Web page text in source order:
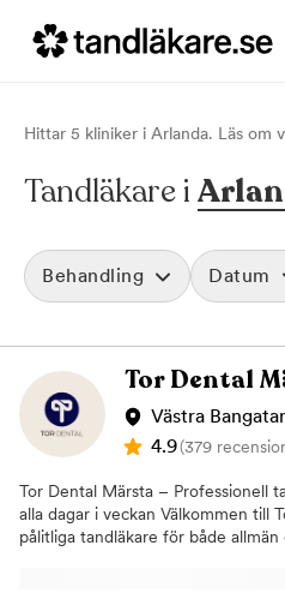
Hittar 5 kliniker i Arlanda. Läs om
Tandläkare i
Behandling Datum
Tor Dental
Västra
4.9(379
Tor Dental Märsta – Professionell
alla dagar i veckan Välkommen till
pålitliga tandläkare för både